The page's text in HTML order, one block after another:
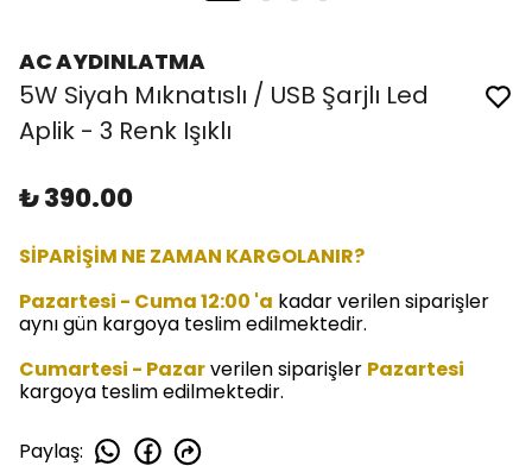
AC AYDINLATMA
5W Siyah Mıknatıslı / USB Şarjlı Led
Aplik - 3 Renk Işıklı
₺ 390.00
SİPARİŞİM NE ZAMAN KARGOLANIR?
Pazartesi - Cuma 12:00 'a kadar verilen siparişler
aynı gün kargoya teslim edilmektedir.
Cumartesi - Pazarverilen siparişler Pazartesi
kargoya teslim edilmektedir.
Paylaş: